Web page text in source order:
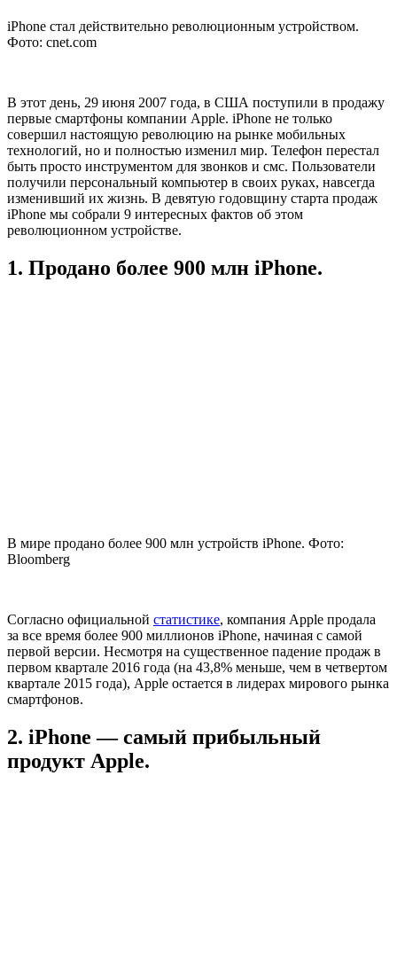
iPhone стал действительно революционным устройством.
Фото: cnet.com
В этот день, 29 июня 2007 года, в США поступили в продажу
первые смартфоны компании Apple. iPhone не только
совершил настоящую революцию на рынке мобильных
технологий, но и полностью изменил мир. Телефон перестал
быть просто инструментом для звонков и смс. Пользователи
получили персональный компьютер в своих руках, навсегда
изменивший их жизнь. В девятую годовщину старта продаж
iPhone мы собрали 9 интересных фактов об этом
революционном устройстве.
1. Продано более 900 млн iPhone.
В мире продано более 900 млн устройств iPhone. Фото:
Bloomberg
Согласно официальной статистике, компания Apple продала
за все время более 900 миллионов iPhone, начиная с самой
первой версии. Несмотря на существенное падение продаж в
первом квартале 2016 года (на 43,8% меньше, чем в четвертом
квартале 2015 года), Apple остается в лидерах мирового рынка
смартфонов.
2. iPhone — самый прибыльный
продукт Apple.